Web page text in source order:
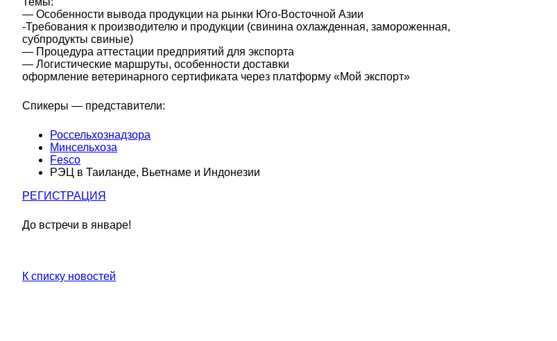
— Особенности вывода продукции на рынки Юго-Восточной Азии
-Требования к производителю и продукции (свинина охлажденная, замороженная,
субпродукты свиные)
— Процедура аттестации предприятий для экспорта
— Логистические маршруты, особенности доставки
оформление ветеринарного сертификата через платформу «Мой экспорт»
Спикеры — представители:
Россельхознадзора
Минсельхоза
Fesco
РЭЦ в Таиланде, Вьетнаме и Индонезии
РЕГИСТРАЦИЯ
До встречи в январе!
К списку новостей